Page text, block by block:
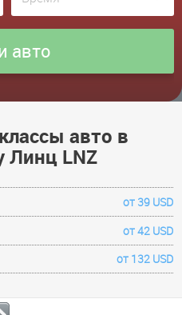
авто в
Линц LNZ
от 39 USD
от 42 USD
от 132 USD